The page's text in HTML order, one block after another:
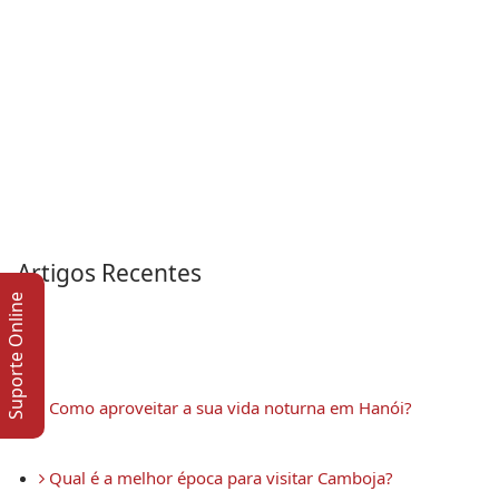
Artigos Recentes
Como aproveitar a sua vida noturna em Hanói?
Qual é a melhor época para visitar Camboja?
Suporte Online